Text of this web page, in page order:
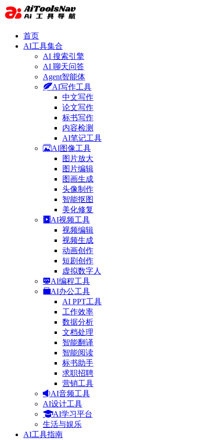
首页
AI工具集合
AI 搜索引擎
AI 聊天问答
Agent智能体
AI写作工具
中文写作
论文写作
标书写作
内容检测
AI笔记工具
AI图像工具
图片放大
图片编辑
图画生成
头像制作
智能抠图
美化修复
AI视频工具
视频编辑
视频生成
动画创作
短剧创作
虚拟数字人
AI编程工具
AI办公工具
AI PPT工具
工作效率
数据分析
文档处理
智能翻译
智能阅读
标书助手
求职招聘
营销工具
AI音频工具
AI设计工具
AI学习平台
生活与娱乐
AI工具指南